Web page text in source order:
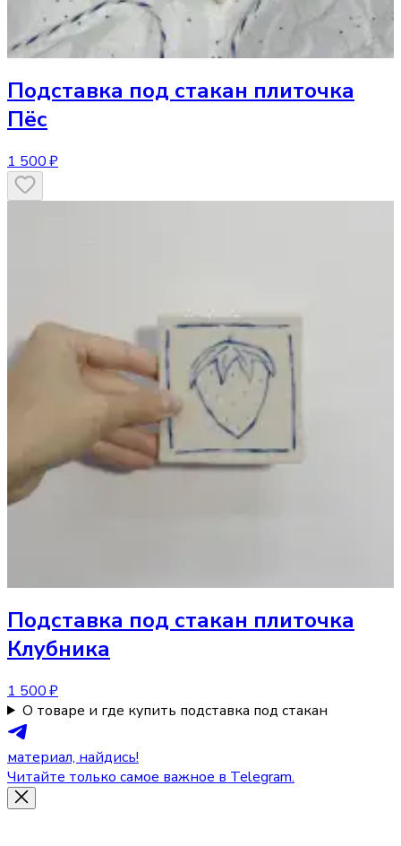
Подставка под стакан плиточка
Пёс
1 500 ₽
Подставка под стакан плиточка
Клубника
1 500 ₽
О товаре и где купить подставка под стакан
материал, найдись!
Читайте только самое важное в Telegram.